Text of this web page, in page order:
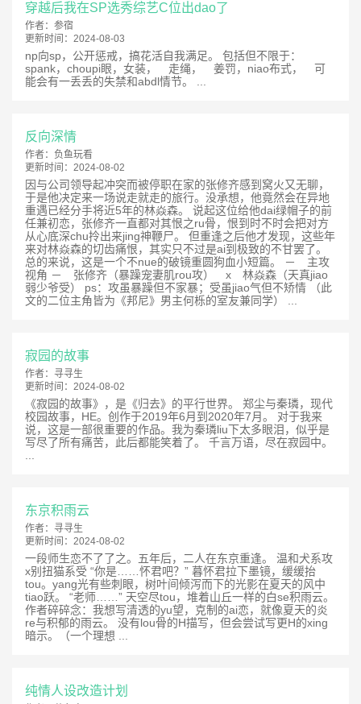
穿越后我在SP选秀综艺C位出dao了
作者： 参宿
更新时间： 2024-08-03
np向sp，公开惩戒，搞花活自我满足。 包括但不限于：
spank，choupi眼，女装， 走绳， 姜罚，niao布式， 可
能会有一丢丢的失禁和abdl情节。 ...
反向深情
作者： 负鱼玩看
更新时间： 2024-08-02
因与公司领导起冲突而被停职在家的张修齐感到窝火又无聊，
于是他决定来一场说走就走的旅行。没承想，他竟然会在异地
重遇已经分手将近5年的林焱森。 说起这位给他dai绿帽子的前
任兼初恋，张修齐一直都对其恨之ru骨，恨到时不时会把对方
从心底深chu拎出来jing神鞭尸。 但重逢之后他才发现，这些年
来对林焱森的切齿痛恨，其实只不过是ai到极致的不甘罢了。
总的来说，这是一个不nue的破镜重圆狗血小短篇。 － 主攻
视角 － 张修齐（暴躁宠妻肌rou攻） x 林焱森（天真jiao
弱少爷受） ps：攻虽暴躁但不家暴；受虽jiao气但不矫情 （此
文的二位主角皆为《邦尼》男主何栎的室友兼同学） ...
寂园的故事
作者： 寻寻生
更新时间： 2024-08-02
《寂园的故事》，是《归去》的平行世界。 郑尘与秦璘，现代
校园故事，HE。创作于2019年6月到2020年7月。 对于我来
说，这是一部很重要的作品。我为秦璘liu下太多眼泪，似乎是
写尽了所有痛苦，此后都能笑着了。 千言万语，尽在寂园中。
东京积雨云
作者： 寻寻生
更新时间： 2024-08-02
一段师生恋不了了之。五年后，二人在东京重逢。 温和犬系攻
x别扭猫系受 “你是……怀君吧？” 暮怀君拉下墨镜，缓缓抬
tou。yang光有些刺眼，树叶间倾泻而下的光影在夏天的风中
tiao跃。 “老师……” 天空尽tou，堆着山丘一样的白se积雨云。
作者碎碎念：我想写清透的yu望，克制的ai恋，就像夏天的炎
re与积郁的雨云。 没有lou骨的H描写，但会尝试写更H的xing
暗示。（一个理想 ...
纯情人设改造计划